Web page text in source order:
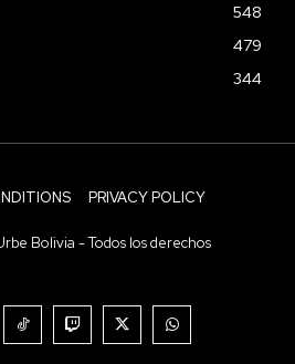
548
479
344
PRIVACY POLICY
Bolivia - Todos los derechos